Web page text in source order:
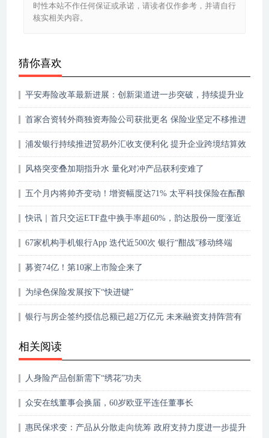
时性本站不作任何保证或承诺，请读者仅作参考，并请自行
核实相关内容。
猜你喜欢
平安寿险改革最新进展：创新渠道进一步突破，持续提升业
首家合资转外商独资寿险公司获批更名 保险业坚定不移推进
浦发银行持续推进贸易外汇收支便利化 提升企业跨境结算效
风格突变叠加期指升水 量化对冲产品获利变难了
五个月内将帅齐变动！增资幅度达71% 太平科技保险在酝酿
快讯｜首只交运ETF盘中换手率超60%，韵达股份一度涨近
67家机构手机银行App 迭代近500次 银行“酣战”移动终端
募资74亿！第10家上市险企来了
为绿色保险发展按下“快进键”
银行与房企签约授信总额已超2万亿元 未来融资支持阵营有
相关阅读
人身险产品创新需下“绣花”功夫
众安在线董事会换届，60岁欧亚平连任董事长
惠民保求变：产品从分散走向统筹 政府支持力度进一步提升